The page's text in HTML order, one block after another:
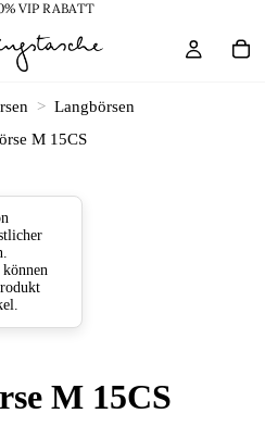
VIP RABATT
> Langbörsen
M 15CS
M 15CS